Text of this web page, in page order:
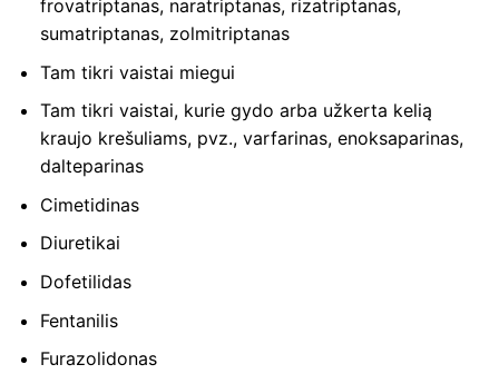
frovatriptanas, naratriptanas, rizatriptanas,
sumatriptanas, zolmitriptanas
Tam tikri vaistai miegui
Tam tikri vaistai, kurie gydo arba užkerta kelią
kraujo krešuliams, pvz., varfarinas, enoksaparinas,
dalteparinas
Cimetidinas
Diuretikai
Dofetilidas
Fentanilis
Furazolidonas